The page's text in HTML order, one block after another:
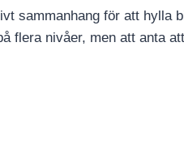
sammanhang för att hylla
flera nivåer, men att anta